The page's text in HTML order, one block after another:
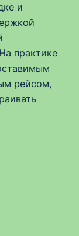
и
практике
рейсом,